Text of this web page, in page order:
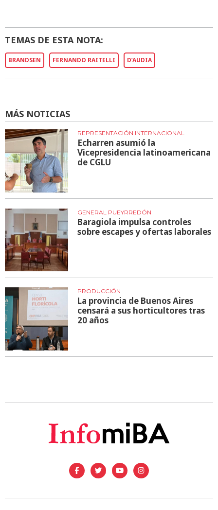
TEMAS DE ESTA NOTA:
BRANDSEN FERNANDO RAITELLI D’AUDIA
MÁS NOTICIAS
REPRESENTACIÓN INTERNACIONAL
Echarren asumió la
Vicepresidencia latinoamericana
de CGLU
GENERAL PUEYRREDÓN
Baragiola impulsa controles
sobre escapes y ofertas laborales
PRODUCCIÓN
La provincia de Buenos Aires
censará a sus horticultores tras
20 años